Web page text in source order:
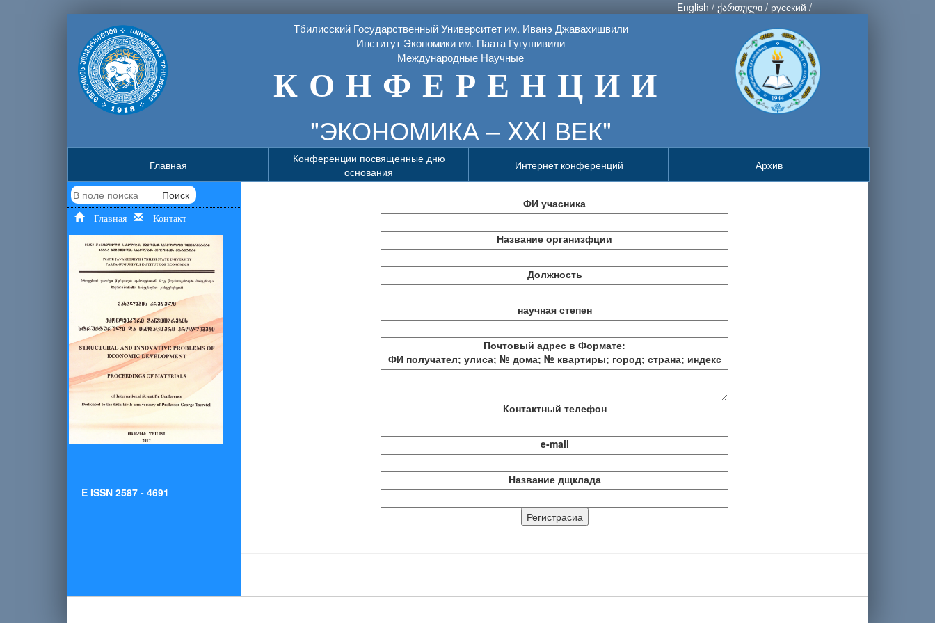
English / ქართული / русский /
Тбилисский Государственный Университет им. Иванэ Джавахишвили
Институт Экономики им. Паата Гугушивили
Международные Научные
К О Н Ф Е Р Е Н Ц И И
"ЭКОНОМИКА – XXI ВЕК"
Главная
Конференции посвященные дню
основания
Интернет конференций Архив
Поиск
Главная Контакт
E ISSN 2587 - 4691
ФИ учасника
Название организфции
Должность
научная степен
Почтовый адрес в Формате:
ФИ получател; улиса; № дома; № квартиры; город; страна; индекс
Контактный телефон
e-mail
Название дщклада